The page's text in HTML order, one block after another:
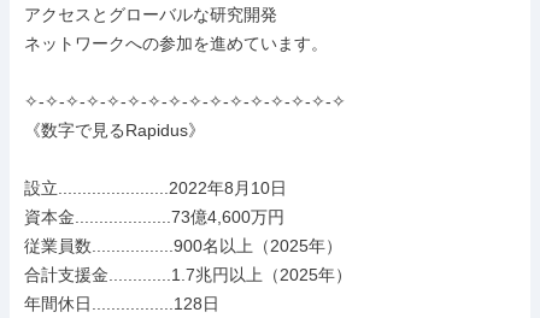
アクセスとグローバルな研究開発
ネットワークへの参加を進めています。
✧-✧-✧-✧-✧-✧-✧-✧-✧-✧-✧-✧-✧-✧-✧-✧
《数字で見るRapidus》
設立.......................2022年8月10日
資本金....................73億4,600万円
従業員数.................900名以上（2025年）
合計支援金.............1.7兆円以上（2025年）
年間休日.................128日